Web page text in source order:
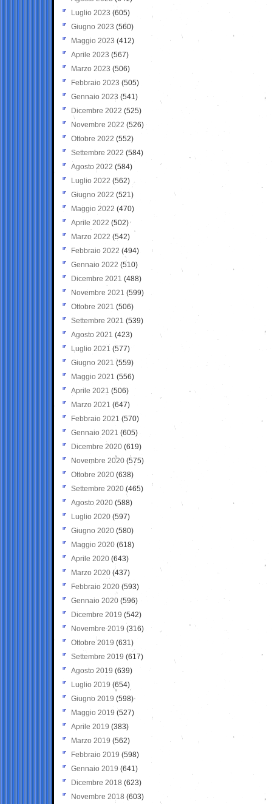
Luglio 2023 (605)
Giugno 2023 (560)
Maggio 2023 (412)
Aprile 2023 (567)
Marzo 2023 (506)
Febbraio 2023 (505)
Gennaio 2023 (541)
Dicembre 2022 (525)
Novembre 2022 (526)
Ottobre 2022 (552)
Settembre 2022 (584)
Agosto 2022 (584)
Luglio 2022 (562)
Giugno 2022 (521)
Maggio 2022 (470)
Aprile 2022 (502)
Marzo 2022 (542)
Febbraio 2022 (494)
Gennaio 2022 (510)
Dicembre 2021 (488)
Novembre 2021 (599)
Ottobre 2021 (506)
Settembre 2021 (539)
Agosto 2021 (423)
Luglio 2021 (577)
Giugno 2021(559)
Maggio 2021 (556)
Aprile 2021 (506)
Marzo 2021 (647)
Febbraio 2021 (570)
Gennaio 2021 (605)
Dicembre 2020 (619)
Novembre 2020 (575)
Ottobre 2020 (638)
Settembre 2020(465)
Agosto 2020 (588)
Luglio 2020 (597)
Giugno 2020 (580)
Maggio 2020 (618)
Aprile 2020 (643)
Marzo 2020 (437)
Febbraio 2020 (593)
Gennaio 2020 (596)
Dicembre 2019 (542)
Novembre 2019 (316)
Ottobre 2019 (631)
Settembre 2019 (617)
Agosto 2019 (639)
Luglio 2019 (654)
Giugno 2019 (598)
Maggio 2019 (527)
Aprile 2019 (383)
Marzo 2019 (562)
Febbraio 2019 (598)
Gennaio 2019 (641)
Dicembre 2018 (623)
Novembre 2018 (603)